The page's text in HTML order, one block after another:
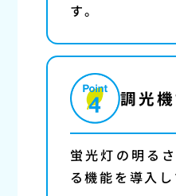
す。
調光
蛍光灯の明る
る機能を導入し